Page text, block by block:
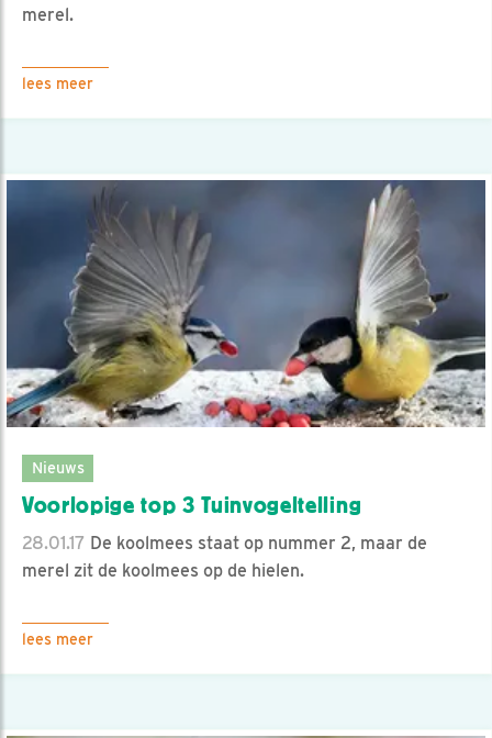
merel.
lees meer
Nieuws
Voorlopige top 3 Tuinvogeltelling
28.01.17 De koolmees staat op nummer 2, maar de
merel zit de koolmees op de hielen.
lees meer